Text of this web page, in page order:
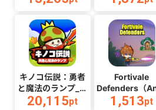
キノコ伝説：勇者
と魔法のランプ_マ
ルチ
20,115pt
Fortivale
Defenders（
1,513pt